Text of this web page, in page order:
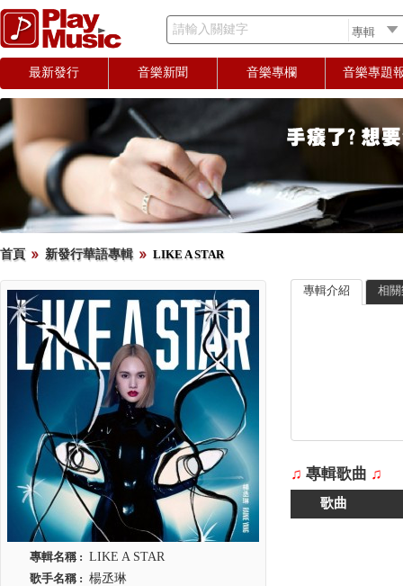
請輸入關鍵字
最新發行 音樂新聞 音樂專欄 音樂專題
首頁 新發行華語專輯 LIKE A STAR
專輯名稱 : LIKE A STAR
歌手名稱 : 楊丞琳
專輯介紹 相
♫ 專輯歌曲 ♫
歌曲